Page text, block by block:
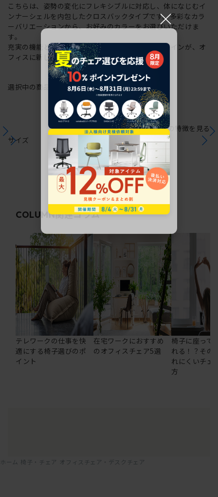
こちらは、姿勢の変化にフレキシブルに対応し、体になじむイ
ンナーシェルを内包したクロスバックタイプです。多彩なカラ
ーバリエーションから、お好みのカラーをお選びいただけま
す。
充実の機能と一体となった透明感のある美しいデザインが、オ
フィスに新しい風を運びます。
選択中の商品情報 保証注意事項
サイズ
シリーズの特徴を見る
COLUMN関連コラム
テレワークの仕事を快
適にする椅子選びのポ
イント
在宅ワークにおすすめ
のオフィスチェア5選
椅子に座って
れる！？その
れにくいチェ
方
ホーム 椅子・チェア オフィスチェア・デスクチェア
×